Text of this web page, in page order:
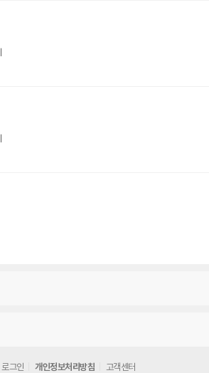
로그인 개인정보처리방침 고객센터